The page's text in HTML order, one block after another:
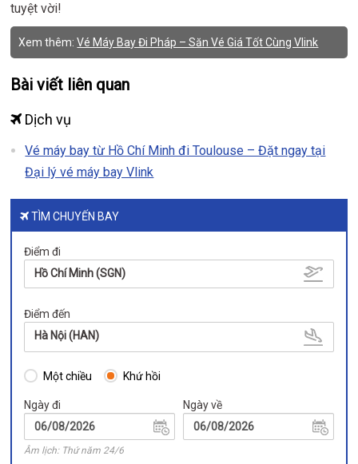
tuyệt vời!
Xem thêm:Vé Máy Bay Đi Pháp – Săn Vé Giá Tốt Cùng Vlink
Bài viết liên quan
Dịch vụ
Vé máy bay từ Hồ Chí Minh đi Toulouse – Đặt ngay tại
Đại lý vé máy bay Vlink
TÌM CHUYẾN BAY
Điểm đi
Hồ Chí Minh (SGN)
Điểm đến
Hà Nội (HAN)
Một chiều Khứ hồi
Ngày đi
Âm lịch: Thứ năm 24/6
Ngày về